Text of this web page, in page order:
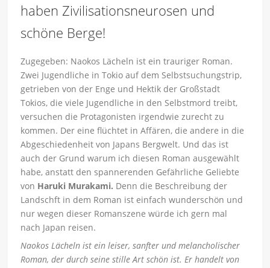
haben Zivilisationsneurosen und
schöne Berge!
Zugegeben: Naokos Lächeln ist ein trauriger Roman.
Zwei Jugendliche in Tokio auf dem Selbstsuchungstrip,
getrieben von der Enge und Hektik der Großstadt
Tokios, die viele Jugendliche in den Selbstmord treibt,
versuchen die Protagonisten irgendwie zurecht zu
kommen. Der eine flüchtet in Affären, die andere in die
Abgeschiedenheit von Japans Bergwelt. Und das ist
auch der Grund warum ich diesen Roman ausgewählt
habe, anstatt den spannerenden Gefährliche Geliebte
von Haruki Murakami. Denn die Beschreibung der
Landschft in dem Roman ist einfach wunderschön und
nur wegen dieser Romanszene würde ich gern mal
nach Japan reisen.
Naokos Lächeln ist ein leiser, sanfter und melancholischer
Roman, der durch seine stille Art schön ist. Er handelt von